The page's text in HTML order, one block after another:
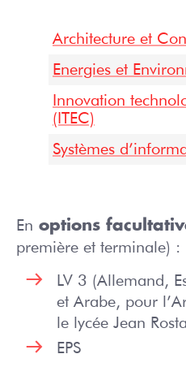
Architecture et
Energies et
Innovation
(ITEC)
Systèmes
En options
première et terminale) :
LV 3 (Allemand,
et Arabe, pour
le lycée Jean
EPS